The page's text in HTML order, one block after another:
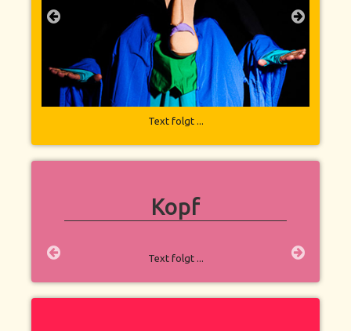
Text folgt ...
Kopf
Text folgt ...